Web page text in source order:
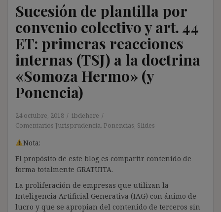
Sucesión de plantilla por
convenio colectivo y art. 44
ET: primeras reacciones
internas (TSJ) a la doctrina
«Somoza Hermo» (y
Ponencia)
24 octubre, 2018
ibdehere
Comentarios Jurisprudencia, Ponencias, Slides
Nota:
El propósito de este blog es compartir contenido de
forma totalmente GRATUITA.
La proliferación de empresas que utilizan la
Inteligencia Artificial Generativa (IAG) con ánimo de
lucro y que se apropian del contenido de terceros sin